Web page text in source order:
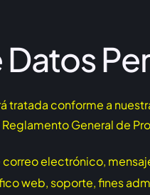
tratada conforme a
General de
electrónico,
web, soporte, fines